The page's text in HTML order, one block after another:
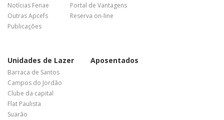
Notícias Fenae
Outras Apcefs
Publicações
Portal de Vantagens
Reserva on-line
Unidades de Lazer
Barraca de Santos
Campos do Jordão
Clube da capital
Flat Paulista
Suarão
Aposentados